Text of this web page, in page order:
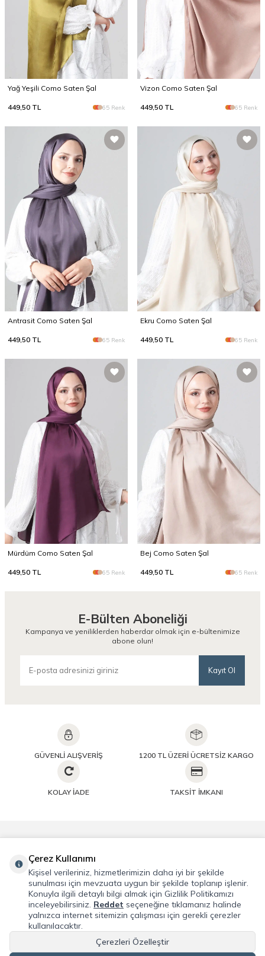
Yağ Yeşili Como Saten Şal
449,50 TL 65 Renk
Vizon Como Saten Şal
449,50 TL 65 Renk
Antrasit Como Saten Şal
449,50 TL 65 Renk
Ekru Como Saten Şal
449,50 TL 65 Renk
Mürdüm Como Saten Şal
449,50 TL 65 Renk
Bej Como Saten Şal
449,50 TL 65 Renk
E-Bülten Aboneliği
Kampanya ve yeniliklerden haberdar olmak için e-bültenimize
abone olun!
Kayıt Ol
GÜVENLİ ALIŞVERİŞ 1200 TL ÜZERİ ÜCRETSİZ KARGO
KOLAY İADE TAKSİT İMKANI
Hızlı Erişim
Çerez Kullanımı
Kişisel verileriniz, hizmetlerimizin daha iyi bir şekilde
sunulması için mevzuata uygun bir şekilde toplanıp işlenir.
Konuyla ilgili detaylı bilgi almak için Gizlilik Politikamızı
inceleyebilirsiniz. Reddet seçeneğine tıklamanız halinde
yalnızca internet sitemizin çalışması için gerekli çerezler
kullanılacaktır.
Çerezleri Özelleştir